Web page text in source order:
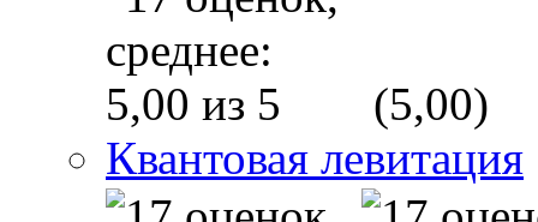
(5,00)
Квантовая левитация